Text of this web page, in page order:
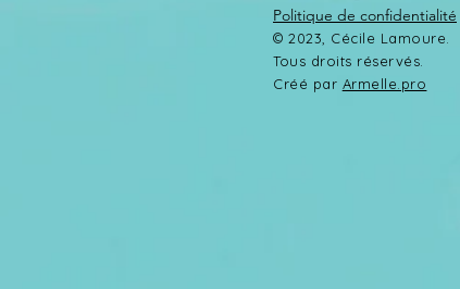
Politique de confidentialité
© 2023, Cécile Lamoure.
Tous droits réservés.
Créé par Armelle.pro